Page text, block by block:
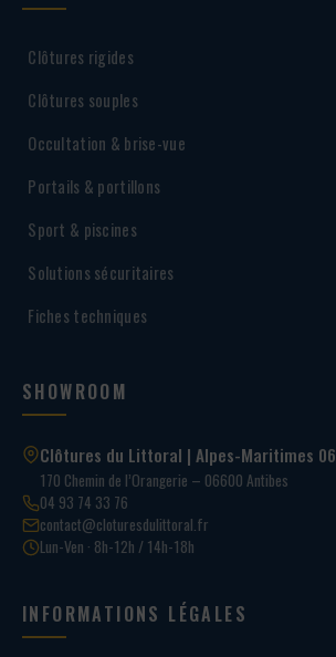
Clôtures rigides
Clôtures souples
Occultation & brise-vue
Portails & portillons
Sport & piscines
Solutions sécuritaires
Fiches techniques
SHOWROOM
Clôtures du Littoral | Alpes-Maritimes 06
170 Chemin de l’Orangerie – 06600 Antibes
04 93 74 33 76
contact@cloturesdulittoral.fr
Lun-Ven · 8h-12h / 14h-18h
INFORMATIONS LÉGALES